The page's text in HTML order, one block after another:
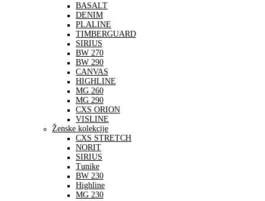
BASALT
DENIM
PLALINE
TIMBERGUARD
SIRIUS
BW 270
BW 290
CANVAS
HIGHLINE
MG 260
MG 290
CXS ORION
VISLINE
Ženske kolekcije
CXS STRETCH
NORIT
SIRIUS
Tunike
BW 230
Highline
MG 230